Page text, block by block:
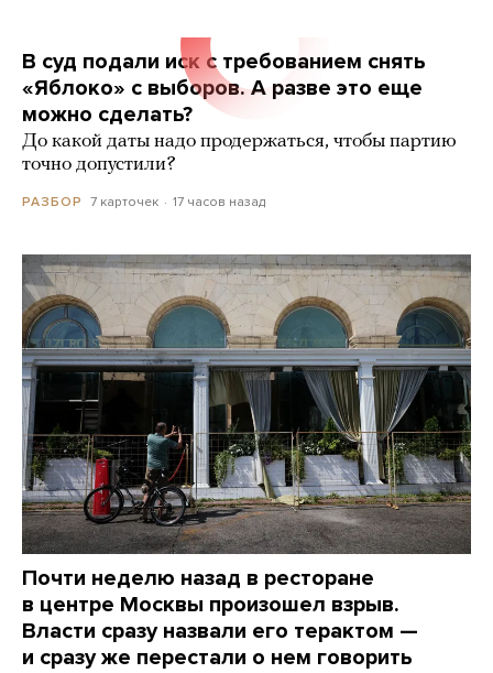
В суд подали иск с требованием снять
«Яблоко» с выборов. А разве это еще
можно сделать?
До какой даты надо продержаться, чтобы партию
точно допустили?
РАЗБОР 7 карточек 17 часов назад
Почти неделю назад в ресторане
в центре Москвы произошел взрыв.
Власти сразу назвали его терактом —
и сразу же перестали о нем говорить